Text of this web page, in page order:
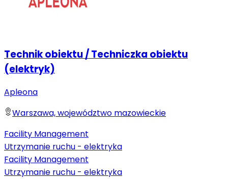
Technik obiektu / Techniczka obiektu
(elektryk)
Apleona
Warszawa, województwo mazowieckie
Facility Management
Utrzymanie ruchu - elektryka
Facility Management
Utrzymanie ruchu - elektryka